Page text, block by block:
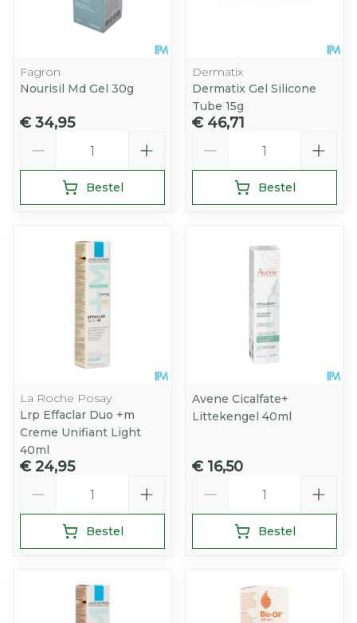
Fagron
Nourisil Md Gel 30g
€ 34,95
Bestel
Dermatix
Dermatix Gel Silicone
Tube 15g
€ 46,71
Bestel
La Roche Posay
Lrp Effaclar Duo +m
Creme Unifiant Light
40ml
€ 24,95
Bestel
Avene Cicalfate+
Littekengel 40ml
€ 16,50
Bestel